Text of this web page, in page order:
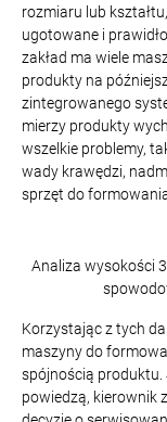
rozmiaru lub
ugotowane i
zakład ma wiele
produkty na
zintegrowanego
mierzy produkty
wszelkie problemy,
wady krawędzi,
sprzęt do
Analiza wysokości
Korzystając z tych
maszyny do
spójnością produktu.
powiedzą, kierownik